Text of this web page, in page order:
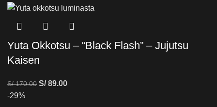
Yuta Okkotsu – “Black Flash” – Jujutsu
Kaisen
S/170.00 S/89.00
-29%